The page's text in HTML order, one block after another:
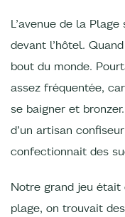
L’avenue de la
devant l’hôtel.
bout du monde.
assez fréquentée,
se baigner et
d’un artisan
confectionnait des
Notre grand jeu était
plage, on trouvait